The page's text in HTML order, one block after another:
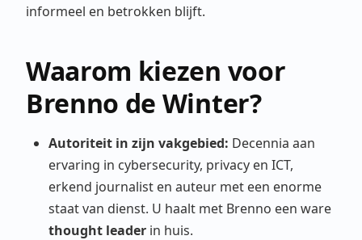
informeel en betrokken blijft.
Waarom kiezen voor
Brenno de Winter?
Autoriteit in zijn vakgebied: Decennia aan
ervaring in cybersecurity, privacy en ICT,
erkend journalist en auteur met een enorme
staat van dienst. U haalt met Brenno een ware
thought leader in huis.